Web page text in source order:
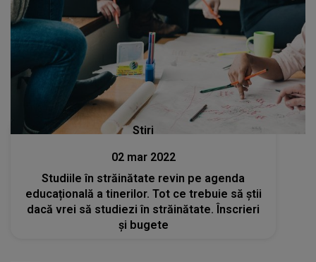
Stiri
02 mar 2022
Studiile în străinătate revin pe agenda
educațională a tinerilor. Tot ce trebuie să știi
dacă vrei să studiezi în străinătate. Înscrieri
și bugete